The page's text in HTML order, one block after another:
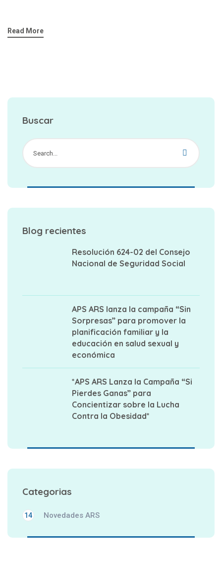
Read More
Buscar
Blog recientes
Resolución 624-02 del Consejo
Nacional de Seguridad Social
APS ARS lanza la campaña “Sin
Sorpresas” para promover la
planificación familiar y la
educación en salud sexual y
económica
*APS ARS Lanza la Campaña “Si
Pierdes Ganas” para
Concientizar sobre la Lucha
Contra la Obesidad*
Categorias
Novedades ARS
14